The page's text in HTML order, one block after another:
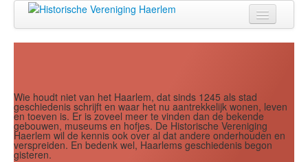
Zien
Lezen
Over ons
Wie houdt niet van het Haarlem, dat sinds 1245 als stad
geschiedenis schrijft en waar het nu aantrekkelijk wonen, leven
en toeven is. Er is zoveel meer te vinden dan de bekende
gebouwen, museums en hofjes. De Historische Vereniging
Haerlem wil de kennis ook over al dat andere onderhouden en
verspreiden. En bedenk wel, Haarlems geschiedenis begon
gisteren.
Jaar Maand Jaar
Maand